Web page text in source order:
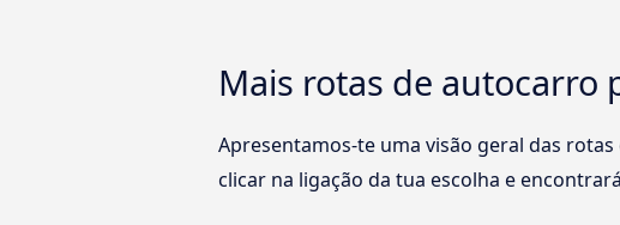
Mais rotas de autocarro
Apresentamos-te uma visão geral das
clicar na ligação da tua escolha e